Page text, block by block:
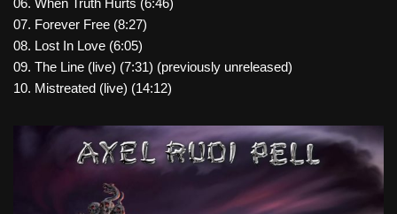
07. Forever Free (8:27)
08. Lost In Love (6:05)
09. The Line (live) (7:31) (previously unreleased)
10. Mistreated (live) (14:12)